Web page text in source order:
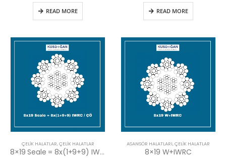
READ MORE READ MORE
ÇELIK HALATLAR,ÇELIK HALATLAR
8×19 Seale = 8x(1+9+9) IWRC / ÇÖ
ASANSÖR HALATLARI,ÇELIK HALATLAR
8×19 W+IWRC